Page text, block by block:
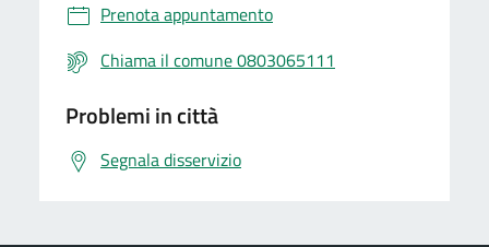
Prenota appuntamento
Chiama il comune 0803065111
Problemi in città
Segnala disservizio